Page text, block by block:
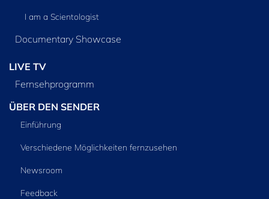
I am a Scientologist
Documentary Showcase
LIVE TV
Fernsehprogramm
ÜBER DEN SENDER
Einführung
Verschiedene Möglichkeiten fernzusehen
Newsroom
Feedback